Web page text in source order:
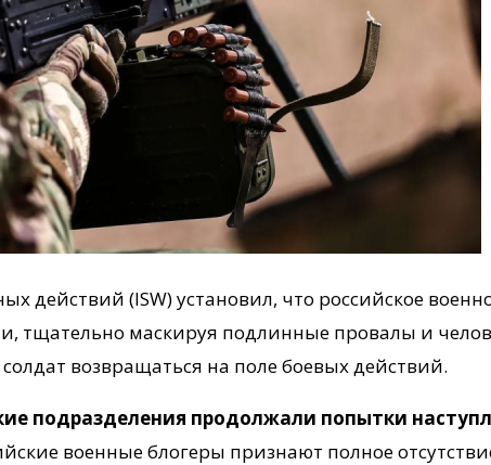
действий (ISW) установил, что российское
тщательно маскируя подлинные провалы и
возвращаться на поле боевых действий.
подразделения продолжали попытки
военные блогеры признают полное